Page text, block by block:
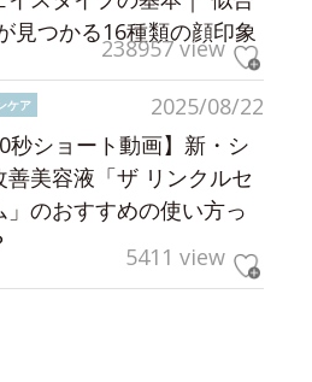
見つかる16種類の顔印象
238957 view
2025/08/22
ケア
秒ショート動画】新・シ
善美容液「ザ リンクルセ
」のおすすめの使い方っ
5411 view